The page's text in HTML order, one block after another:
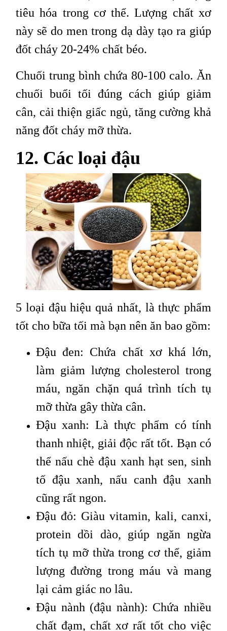
tiêu hóa trong cơ thể. Lượng chất xơ
này sẽ do men trong dạ dày tạo ra giúp
đốt cháy 20-24% chất béo.
Chuối trung bình chứa 80-100 calo. Ăn
chuối buổi tối đúng cách giúp giảm
cân, cải thiện giấc ngủ, tăng cường khả
năng đốt cháy mỡ thừa.
12. Các loại đậu
5 loại đậu hiệu quả nhất, là thực phẩm
tốt cho bữa tối mà bạn nên ăn bao gồm:
Đậu đen: Chứa chất xơ khá lớn,
làm giảm lượng cholesterol trong
máu, ngăn chặn quá trình tích tụ
mỡ thừa gây thừa cân.
Đậu xanh: Là thực phẩm có tính
thanh nhiệt, giải độc rất tốt. Bạn có
thể nấu chè đậu xanh hạt sen, sinh
tố đậu xanh, nấu canh đậu xanh
cũng rất ngon.
Đậu đỏ: Giàu vitamin, kali, canxi,
protein dồi dào, giúp ngăn ngừa
tích tụ mỡ thừa trong cơ thể, giảm
lượng đường trong máu và mang
lại cảm giác no lâu.
Đậu nành (đậu nành): Chứa nhiều
chất đạm, chất xơ rất tốt cho việc